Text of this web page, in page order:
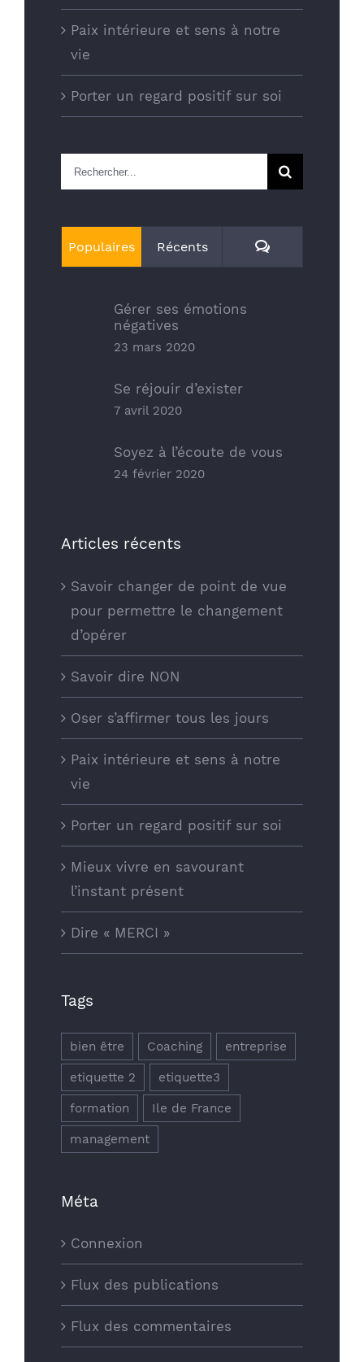
Paix intérieure et sens à notre
vie
Porter un regard positif sur soi
Rechercher
Populaires Récents Commentaires
Gérer ses émotions
négatives
23 mars 2020
Se réjouir d’exister
7 avril 2020
Soyez à l’écoute de vous
24 février 2020
Articles récents
Savoir changer de point de vue
pour permettre le changement
d’opérer
Savoir dire NON
Oser s’affirmer tous les jours
Paix intérieure et sens à notre
vie
Porter un regard positif sur soi
Mieux vivre en savourant
l’instant présent
Dire « MERCI »
Tags
bien être Coaching entreprise
etiquette 2 etiquette3
formation Ile de France
management
Méta
Connexion
Flux des publications
Flux des commentaires
JV COACHING
4 rue de la Brèche aux Loups
75012 Paris
jv-coaching.fr
SUIVEZ-NOUS